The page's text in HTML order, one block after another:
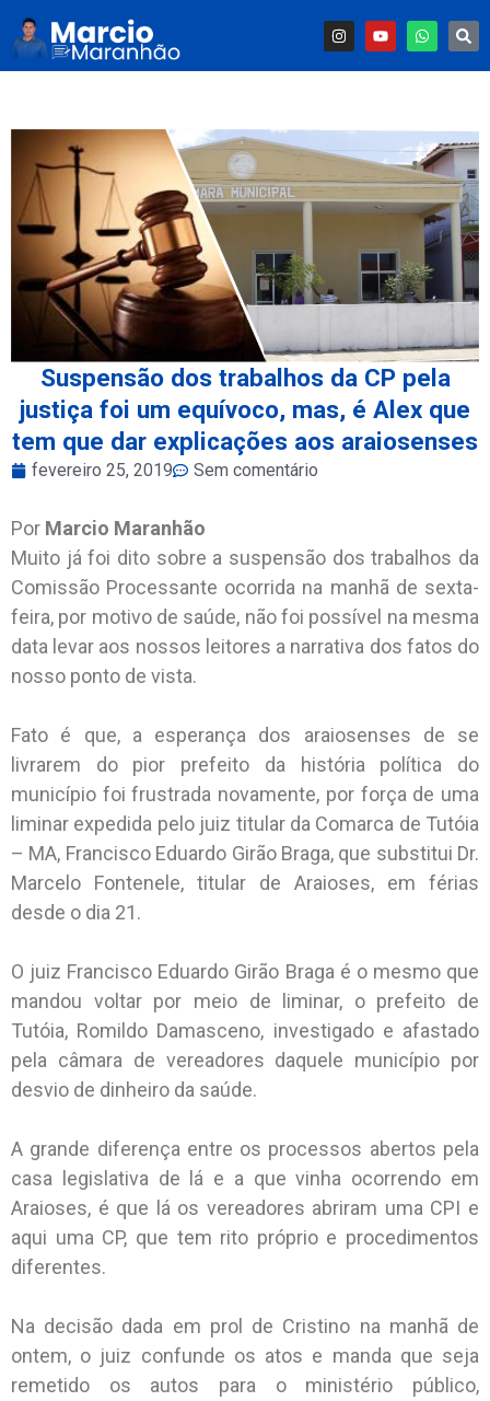
Suspensão dos trabalhos da CP pela
justiça foi um equívoco, mas, é Alex que
tem que dar explicações aos araiosenses
fevereiro 25, 2019 Sem comentário
Por Marcio Maranhão
Muito já foi dito sobre a suspensão dos trabalhos da
Comissão Processante ocorrida na manhã de sexta-
feira, por motivo de saúde, não foi possível na mesma
data levar aos nossos leitores a narrativa dos fatos do
nosso ponto de vista.
Fato é que, a esperança dos araiosenses de se
livrarem do pior prefeito da história política do
município foi frustrada novamente, por força de uma
liminar expedida pelo juiz titular da Comarca de Tutóia
– MA, Francisco Eduardo Girão Braga, que substitui Dr.
Marcelo Fontenele, titular de Araioses, em férias
desde o dia 21.
O juiz Francisco Eduardo Girão Braga é o mesmo que
mandou voltar por meio de liminar, o prefeito de
Tutóia, Romildo Damasceno, investigado e afastado
pela câmara de vereadores daquele município por
desvio de dinheiro da saúde.
A grande diferença entre os processos abertos pela
casa legislativa de lá e a que vinha ocorrendo em
Araioses, é que lá os vereadores abriram uma CPI e
aqui uma CP, que tem rito próprio e procedimentos
diferentes.
Na decisão dada em prol de Cristino na manhã de
ontem, o juiz confunde os atos e manda que seja
remetido os autos para o ministério público,